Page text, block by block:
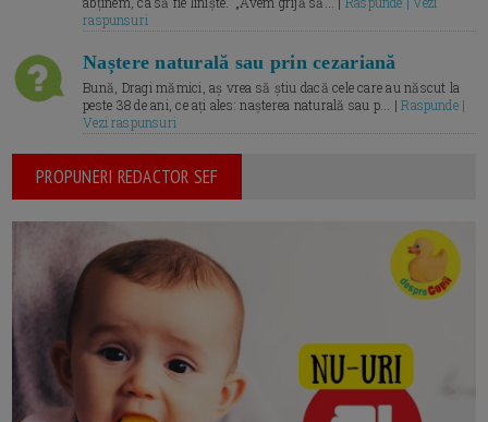
raspunsuri
Naștere naturală sau prin cezariană
Bună, Dragi mămici, aș vrea să știu dacă cele care au născut la
peste 38 de ani, ce ați ales: nașterea naturală sau p... |Raspunde |
Vezi raspunsuri
PROPUNERI REDACTOR SEF